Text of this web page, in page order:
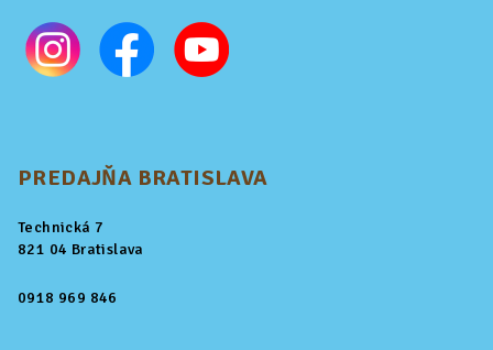
PREDAJŇA BRATISLAVA
Technická 7
821 04 Bratislava
0918 969 846